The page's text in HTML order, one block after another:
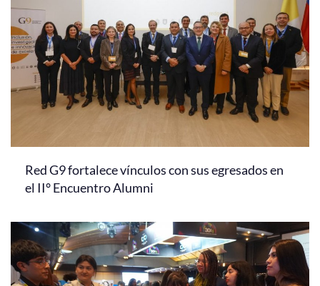
Red G9 fortalece vínculos con sus egresados en
el II° Encuentro Alumni